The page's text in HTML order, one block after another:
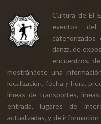
Cultura de El
eventos del
danza, de
encuentros,
mostrándote una
localización, fecha y hora,
líneas de transportes,
entrada, lugares de
actualizadas, y de